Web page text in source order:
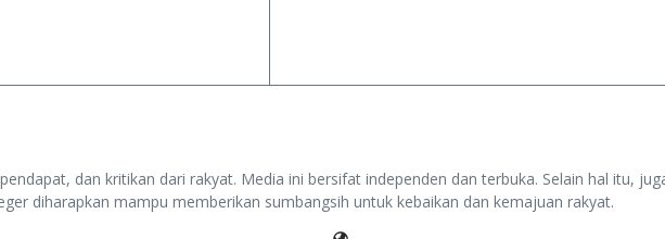
dan kritikan dari rakyat. Media ini bersifat independen dan terbuka. Selain hal itu,
diharapkan mampu memberikan sumbangsih untuk kebaikan dan kemajuan rakyat.